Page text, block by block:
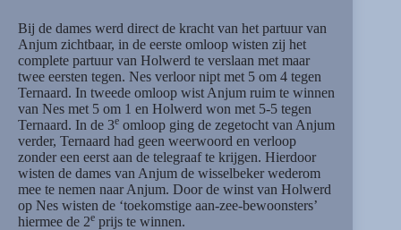
Bij de dames werd direct de kracht van het partuur van
Anjum zichtbaar, in de eerste omloop wisten zij het
complete partuur van Holwerd te verslaan met maar
twee eersten tegen. Nes verloor nipt met 5 om 4 tegen
Ternaard. In tweede omloop wist Anjum ruim te winnen
van Nes met 5 om 1 en Holwerd won met 5-5 tegen
Ternaard. In de 3e omloop ging de zegetocht van Anjum
verder, Ternaard had geen weerwoord en verloop
zonder een eerst aan de telegraaf te krijgen. Hierdoor
wisten de dames van Anjum de wisselbeker wederom
mee te nemen naar Anjum. Door de winst van Holwerd
op Nes wisten de ‘toekomstige aan-zee-bewoonsters’
hiermee de 2e prijs te winnen.